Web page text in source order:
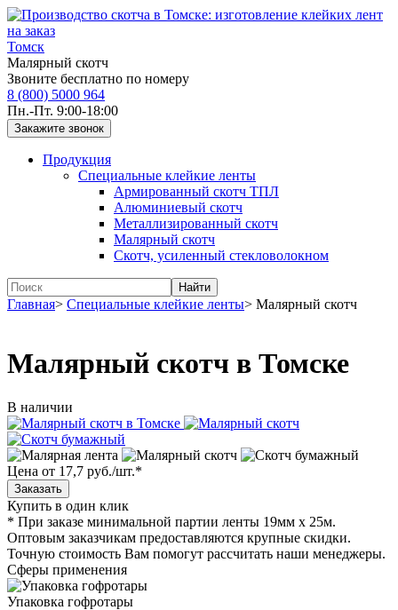
Томск
Малярный скотч
Звоните бесплатно по номеру
8 (800) 5000 964
Пн.-Пт. 9:00-18:00
Продукция
Специальные клейкие ленты
Армированный скотч ТПЛ
Алюминиевый скотч
Металлизированный скотч
Малярный скотч
Скотч, усиленный стекловолокном
Главная> Специальные клейкие ленты> Малярный скотч
Малярный скотч в Томске
В наличии
Цена от 17,7 руб./шт.*
Купить в один клик
* При заказе минимальной партии ленты 19мм х 25м.
Оптовым заказчикам предоставляются крупные скидки.
Точную стоимость Вам помогут рассчитать наши менеджеры.
Сферы применения
Упаковка гофротары